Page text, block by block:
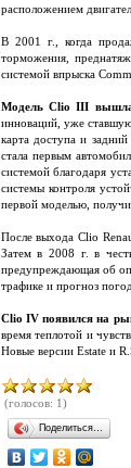
расположением
В 2001 г., когда
торможения,
системой впрыска
Модель Clio III
инноваций, уже
карта доступа и
стала первым
системой благодаря
системы контроля
первой моделью,
После выхода Clio
Затем в 2008 г. в
предупреждающая об
трафике и прогноз
Clio IV появился на
время теплотой и
Новые версии Estate и
(голосов: 1)
Поделиться…